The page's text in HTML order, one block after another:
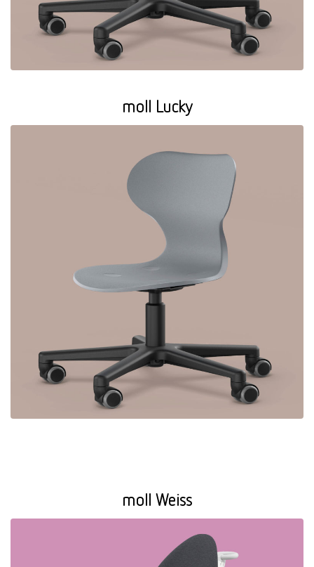
moll Lucky
moll Weiss